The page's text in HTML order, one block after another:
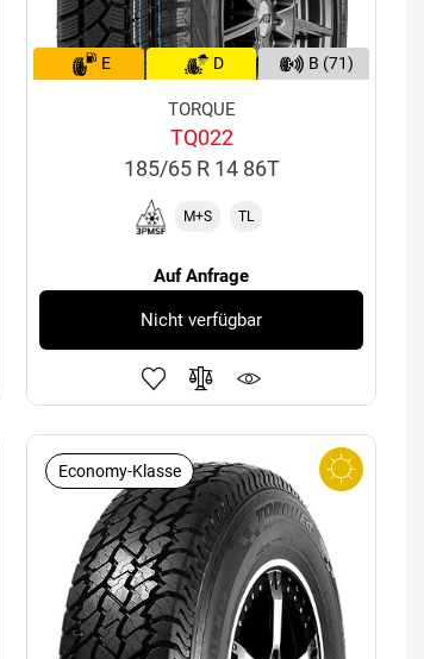
E D B (71)
TORQUE
TQ022
185/65 R 14 86T
M+S TL
Auf Anfrage
Nicht verfügbar
Economy-Klasse